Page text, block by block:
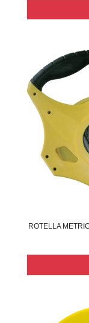
ROTELLA